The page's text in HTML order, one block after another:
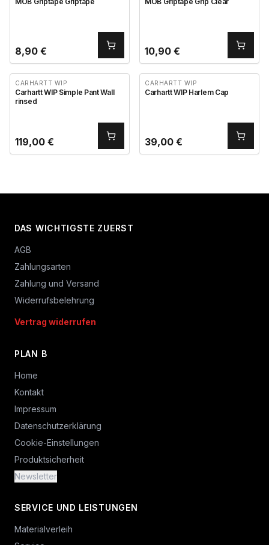
8,90 € 10,90 €
CARHARTT WIP
Carhartt WIP Simple Pant Wall
rinsed
119,00 €
CARHARTT WIP
Carhartt WIP Harlem Cap
39,00 €
DAS WICHTIGSTE ZUERST
AGB
Zahlungsarten
Zahlung und Versand
Widerrufsbelehrung
Vertrag widerrufen
PLAN B
Home
Kontakt
Impressum
Datenschutzerklärung
Cookie-Einstellungen
Produktsicherheit
Newsletter
SERVICE UND LEISTUNGEN
Materialverleih